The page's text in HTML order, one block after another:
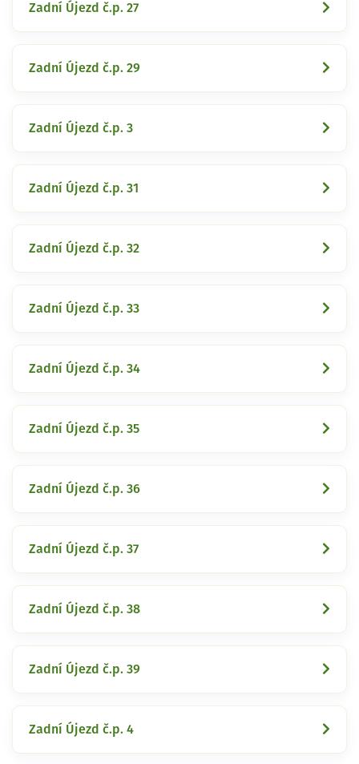
Zadní Újezd č.p. 27
Zadní Újezd č.p. 29
Zadní Újezd č.p. 3
Zadní Újezd č.p. 31
Zadní Újezd č.p. 32
Zadní Újezd č.p. 33
Zadní Újezd č.p. 34
Zadní Újezd č.p. 35
Zadní Újezd č.p. 36
Zadní Újezd č.p. 37
Zadní Újezd č.p. 38
Zadní Újezd č.p. 39
Zadní Újezd č.p. 4